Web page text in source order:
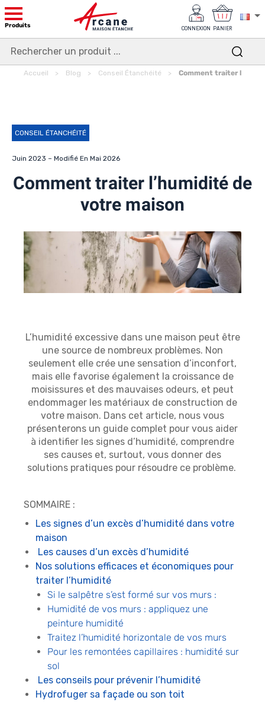
Produits CONNEXION PANIER
Accueil Blog Conseil Étanchéité Comment traiter
CONSEIL ÉTANCHÉITÉ
Juin 2023 – Modifié En Mai 2026
Comment traiter l’humidité de
votre maison
L’humidité excessive dans une maison peut être
une source de nombreux problèmes. Non
seulement elle crée une sensation d’inconfort,
mais elle favorise également la croissance de
moisissures et des mauvaises odeurs, et peut
endommager les matériaux de construction de
votre maison. Dans cet article, nous vous
présenterons un guide complet pour vous aider
à identifier les signes d’humidité, comprendre
ses causes et, surtout, vous donner des
solutions pratiques pour résoudre ce problème.
SOMMAIRE :
Les signes d’un excès d’humidité dans votre
maison
Les causes d’un excès d’humidité
Nos solutions efficaces et économiques pour
traiter l’humidité
Si le salpêtre s’est formé sur vos murs :
Humidité de vos murs : appliquez une
peinture humidité
Traitez l’humidité horizontale de vos murs
Pour les remontées capillaires : humidité sur
sol
Les conseils pour prévenir l’humidité
Hydrofuger sa façade ou son toit